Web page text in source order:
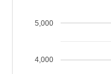
4,000
5,000